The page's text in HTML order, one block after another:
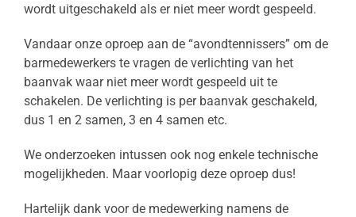
wordt uitgeschakeld als er niet meer wordt gespeeld.
Vandaar onze oproep aan de “avondtennissers” om de
barmedewerkers te vragen de verlichting van het
baanvak waar niet meer wordt gespeeld uit te
schakelen. De verlichting is per baanvak geschakeld,
dus 1 en 2 samen, 3 en 4 samen etc.
We onderzoeken intussen ook nog enkele technische
mogelijkheden. Maar voorlopig deze oproep dus!
Hartelijk dank voor de medewerking namens de